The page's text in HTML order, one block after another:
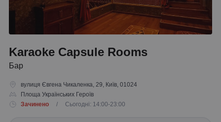
Karaoke Capsule Rooms
Бар
вулиця Євгена Чикаленка, 29, Київ, 01024
Площа Українських Героїв
Зачинено
/ Сьогодні: 14:00-23:00